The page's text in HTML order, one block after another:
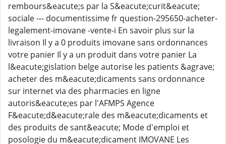
rembours&eacute;s par la S&eacute;curit&eacute;
sociale --- documentissime fr question-295650-acheter-
legalement-imovane -vente-i En savoir plus sur la
livraison Il y a 0 produits imovane sans ordonnances
votre panier Il y a un produit dans votre panier La
l&eacute;gislation belge autorise les patients &agrave;
acheter des m&eacute;dicaments sans ordonnance
sur internet via des pharmacies en ligne
autoris&eacute;es par l'AFMPS Agence
F&eacute;d&eacute;rale des m&eacute;dicaments et
des produits de sant&eacute; Mode d'emploi et
posologie du m&eacute;dicament IMOVANE Les